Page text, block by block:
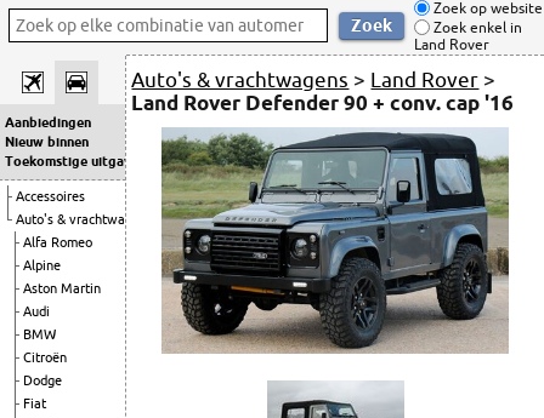
Zoek op website
Zoek enkel in
Land Rover
Aanbiedingen
Nieuw binnen
Toekomstige uitgaven
Accessoires
Auto's & vrachtwagens
Alfa Romeo
Alpine
Aston Martin
Audi
BMW
Citroën
Dodge
Fiat
Auto's & vrachtwagens > Land Rover >
Land Rover Defender 90 + conv. cap '16